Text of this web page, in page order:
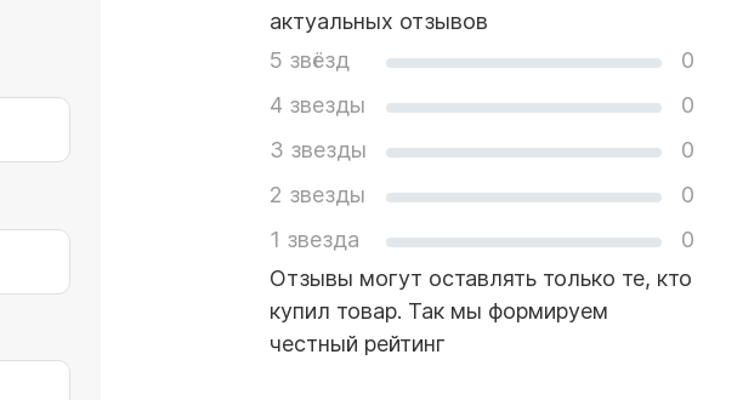
актуальных отзывов
5 звёзд
0
4 звезды
0
3 звезды
0
2 звезды
0
1 звезда
0
Отзывы могут оставлять только те, кто
купил товар. Так мы формируем
честный рейтинг